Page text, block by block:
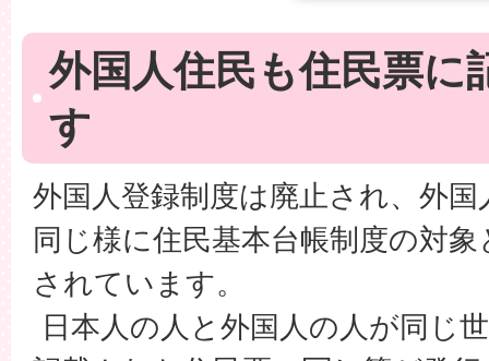
外国人住民も住民票に
す
外国人登録制度は廃止され、外
同じ様に住民基本台帳制度の対
されています。
日本人の人と外国人の人が同じ